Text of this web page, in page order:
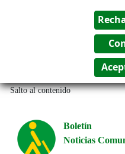
Salto al contenido
Boletín
Noticias